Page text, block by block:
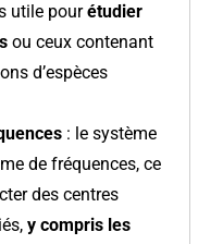
utile pourétudier
ou ceux contenant
d’espèces
: le système
de fréquences, ce
des centres
y compris les